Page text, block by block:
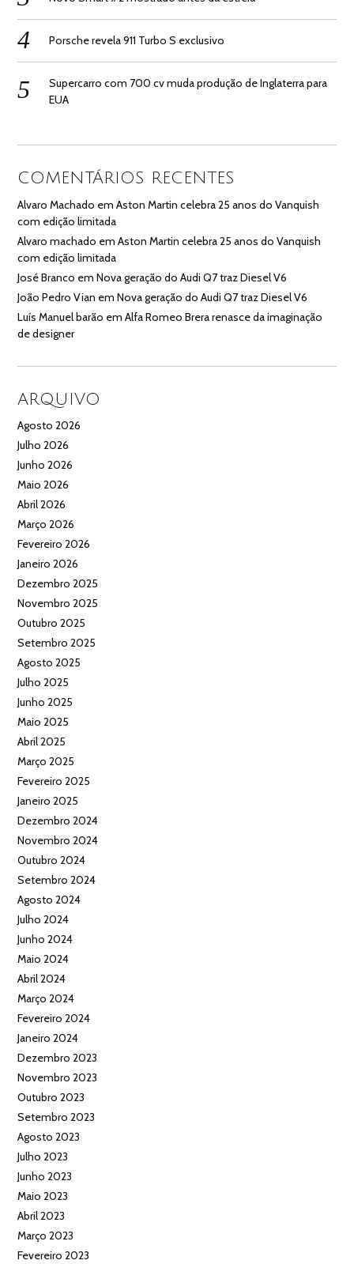
Porsche revela 911 Turbo S exclusivo
Supercarro com 700 cv muda produção de Inglaterra para
EUA
COMENTÁRIOS RECENTES
Alvaro Machado emAston Martin celebra 25 anos do Vanquish
com edição limitada
Alvaro machado emAston Martin celebra 25 anos do Vanquish
com edição limitada
José Branco emNova geração do Audi Q7 traz Diesel V6
João Pedro Vian emNova geração do Audi Q7 traz Diesel V6
Luís Manuel barão emAlfa Romeo Brera renasce da imaginação
de designer
ARQUIVO
Agosto 2026
Julho 2026
Junho 2026
Maio 2026
Abril 2026
Março 2026
Fevereiro 2026
Janeiro 2026
Dezembro 2025
Novembro 2025
Outubro 2025
Setembro 2025
Agosto 2025
Julho 2025
Junho 2025
Maio 2025
Abril 2025
Março 2025
Fevereiro 2025
Janeiro 2025
Dezembro 2024
Novembro 2024
Outubro 2024
Setembro 2024
Agosto 2024
Julho 2024
Junho 2024
Maio 2024
Abril 2024
Março 2024
Fevereiro 2024
Janeiro 2024
Dezembro 2023
Novembro 2023
Outubro 2023
Setembro 2023
Agosto 2023
Julho 2023
Junho 2023
Maio 2023
Abril 2023
Março 2023
Fevereiro 2023